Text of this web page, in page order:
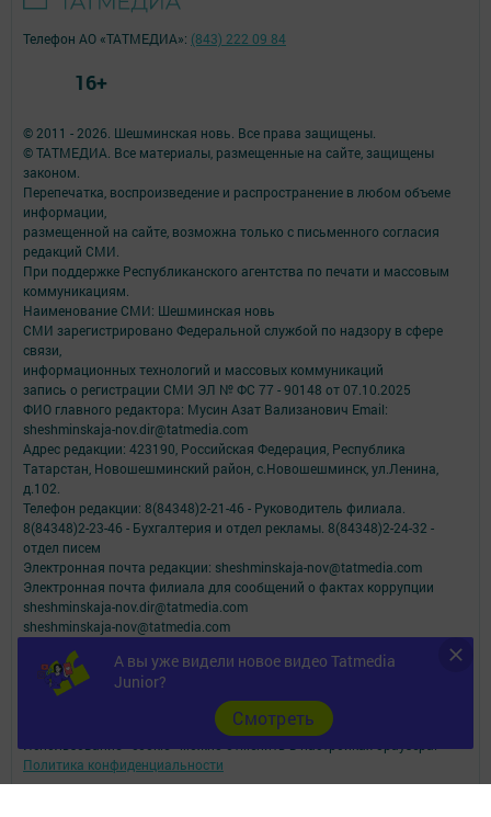
А вы уже видели новое видео Tatmedia
Junior?
Cмотреть
© 2011 - 2026. Шешминская новь. Все права защищены.
© ТАТМЕДИА. Все материалы, размещенные на сайте, защищены
законом.
Перепечатка, воспроизведение и распространение в любом объеме
информации,
размещенной на сайте, возможна только с письменного согласия
редакций СМИ.
При поддержке Республиканского агентства по печати и массовым
коммуникациям.
Наименование СМИ: Шешминская новь
СМИ зарегистрировано Федеральной службой по надзору в сфере
связи,
информационных технологий и массовых коммуникаций
запись о регистрации СМИ ЭЛ № ФС 77 - 90148 от 07.10.2025
ФИО главного редактора: Мусин Азат Вализанович Email:
sheshminskaja-nov.dir@tatmedia.com
Адрес редакции: 423190, Российская Федерация, Республика
Татарстан, Новошешминский район, с.Новошешминск, ул.Ленина,
д.102.
Телефон редакции: 8(84348)2-21-46 - Руководитель филиала.
8(84348)2-23-46 - Бухгалтерия и отдел рекламы. 8(84348)2-24-32 -
отдел писем
Электронная почта редакции: sheshminskaja-nov@tatmedia.com
Электронная почта филиала для сообщений о фактах коррупции
sheshminskaja-nov.dir@tatmedia.com
sheshminskaja-nov@tatmedia.com
Антикоррупционная политика
АО «ТАТМЕДИА» использует «cookie»для персонализации сервисов и
удобства пользователей сайтом.
Политика конфиденциальности
Телефон АО «ТАТМЕДИА»: (843) 222 09 84
16+